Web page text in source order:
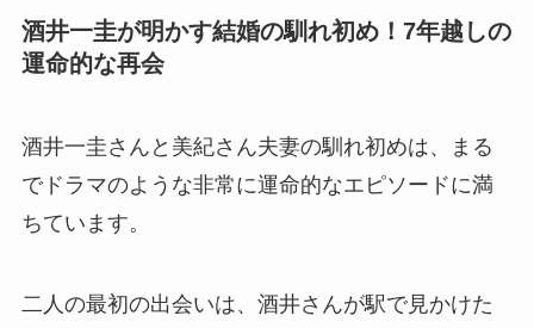
酒井一圭が明かす結婚の馴れ初め！7年越しの
運命的な再会
酒井一圭さんと美紀さん夫妻の馴れ初めは、まる
でドラマのような非常に運命的なエピソードに満
ちています。
二人の最初の出会いは、酒井さんが駅で見かけた